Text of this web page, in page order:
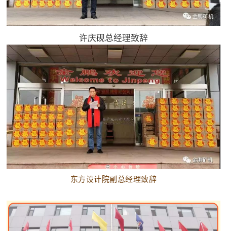
许庆砚总经理致辞
东方设计院副总经理致辞